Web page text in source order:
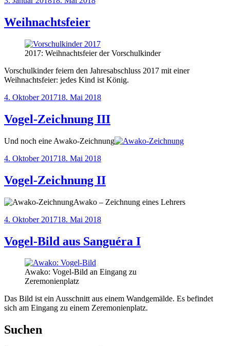
Weihnachtsfeier
2017: Weihnachtsfeier der Vorschulkinder
Vorschulkinder feiern den Jahresabschluss 2017 mit einer
Weihnachtsfeier: jedes Kind ist König.
Veröffentlicht
4. Oktober 201718. Mai 2018
Vogel-Zeichnung III
Und noch eine Awako-Zeichnung
Veröffentlicht
4. Oktober 201718. Mai 2018
Vogel-Zeichnung II
Awako – Zeichnung eines Lehrers
Veröffentlicht
4. Oktober 201718. Mai 2018
Vogel-Bild aus Sanguéra I
Awako: Vogel-Bild an Eingang zu
Zeremonienplatz
Das Bild ist ein Ausschnitt aus einem Wandgemälde. Es befindet
sich am Eingang zu einem Zeremonienplatz.
Suchen